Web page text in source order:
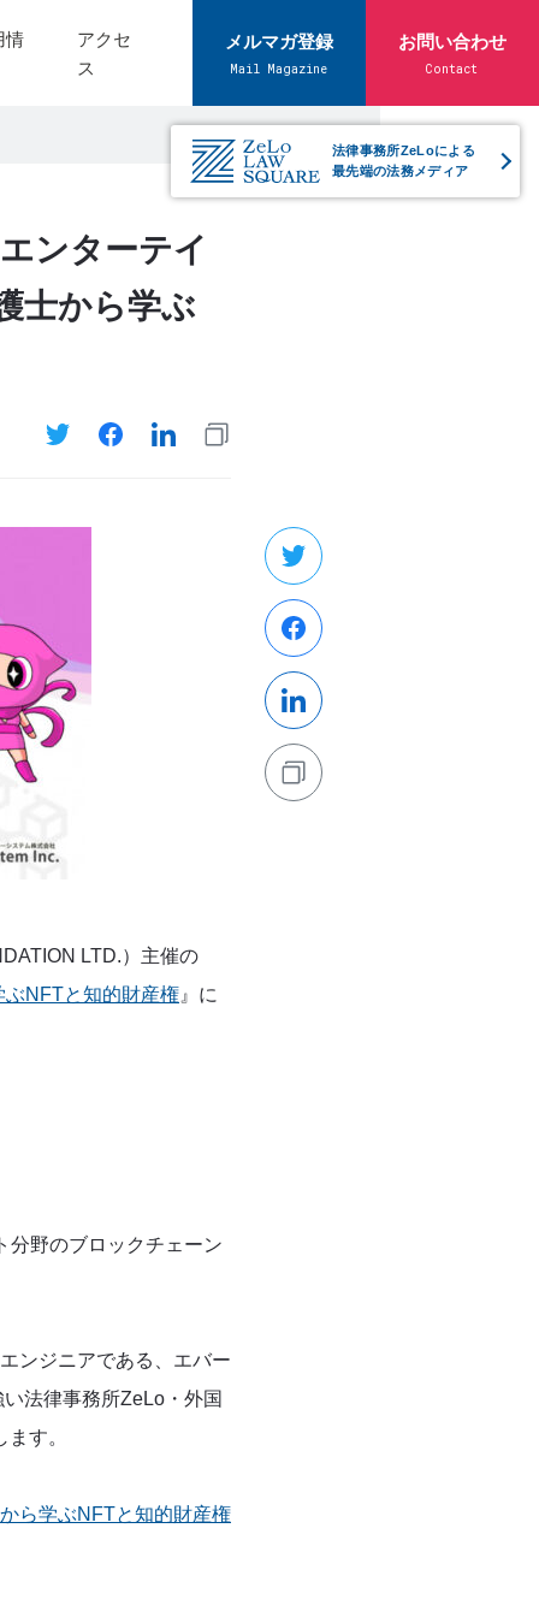
情
アクセ
ス
メルマガ登録
Mail Magazine
お問い合わせ
Contact
法律事務所ZeLoによる
最先端の法務メディア
ンターテイ
士から学ぶ
LTD.）主催の
NFTと知的財産権 』に
分野のブロックチェーン
ンジニアである、エバー
法律事務所ZeLo・外国
す。
ら学ぶNFTと知的財産権